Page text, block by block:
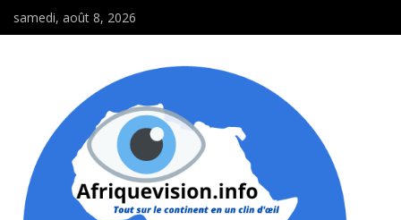
samedi, août 8, 2026